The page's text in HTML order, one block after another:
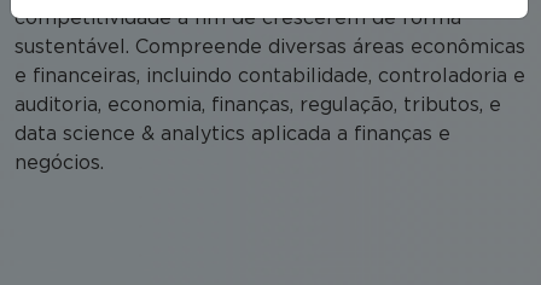
competitividade a fim de crescerem de forma
sustentável. Compreende diversas áreas econômicas
e financeiras, incluindo contabilidade, controladoria e
auditoria, economia, finanças, regulação, tributos, e
data science & analytics aplicada a finanças e
negócios.